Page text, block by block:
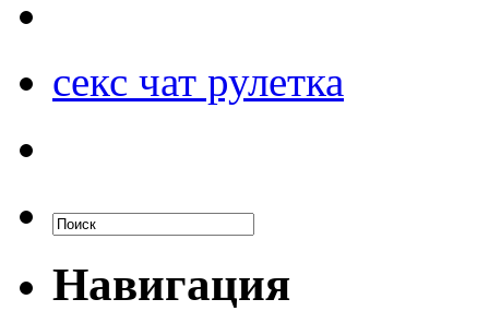
секс чат рулетка
Навигация